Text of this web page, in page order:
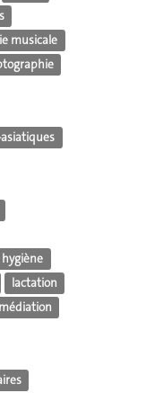
musicale
hygiène
lactation
médiation